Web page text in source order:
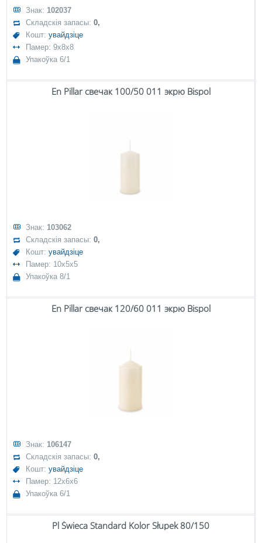
Знак: 102037
Складскія запасы:0,
Кошт:увайдзіце
Памер: 9x8x8
Упакоўка 6/1
En Pillar свечак 100/50 011 экрю Bispol
Знак: 103062
Складскія запасы:0,
Кошт:увайдзіце
Памер: 10x5x5
Упакоўка 8/1
En Pillar свечак 120/60 011 экрю Bispol
Знак: 106147
Складскія запасы:0,
Кошт:увайдзіце
Памер: 12x6x6
Упакоўка 6/1
Pl Świeca Standard Kolor Słupek 80/150